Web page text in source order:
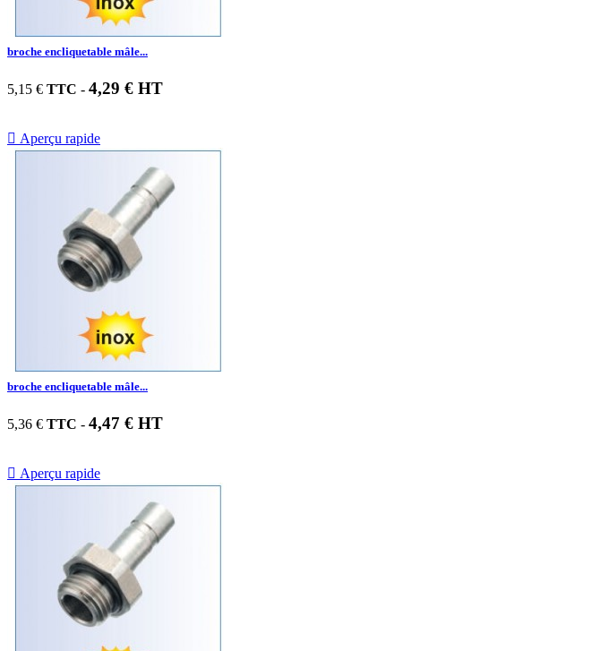
broche encliquetable mâle...
5,15 € TTC - 4,29 € HT
 Aperçu rapide
broche encliquetable mâle...
5,36 € TTC - 4,47 € HT
 Aperçu rapide